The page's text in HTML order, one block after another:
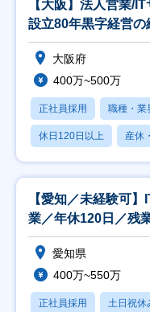
【大阪】法人営業/
設立80年黒字経営の
大阪府
400万~500万
正社員採用 職種・業
休日120日以上 産休
【愛知／未経験可
業／年休120日／残
愛知県
400万~550万
正社員採用 土日祝休